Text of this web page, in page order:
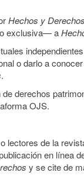
Hechos y Derechos
exclusiva— a
o darlo a
.
derechos
OJS.
de la
en línea
y se cite de